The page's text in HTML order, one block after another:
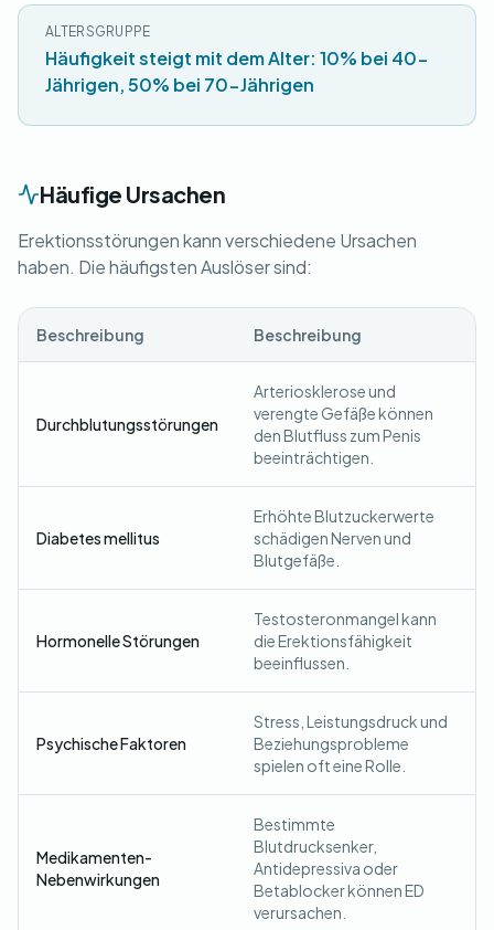
ALTERSGRUPPE
Häufigkeit steigt mit dem Alter: 10% bei 40-
Jährigen, 50% bei 70-Jährigen
Häufige Ursachen
Erektionsstörungen kann verschiedene Ursachen
haben. Die häufigsten Auslöser sind:
Beschreibung Beschreibung
Durchblutungsstörungen
Arteriosklerose und
verengte Gefäße können
den Blutfluss zum Penis
beeinträchtigen.
Diabetes mellitus
Erhöhte Blutzuckerwerte
schädigen Nerven und
Blutgefäße.
Hormonelle Störungen
Testosteronmangel kann
die Erektionsfähigkeit
beeinflussen.
Psychische Faktoren
Stress, Leistungsdruck und
Beziehungsprobleme
spielen oft eine Rolle.
Medikamenten-
Nebenwirkungen
Bestimmte
Blutdrucksenker,
Antidepressiva oder
Betablocker können ED
verursachen.